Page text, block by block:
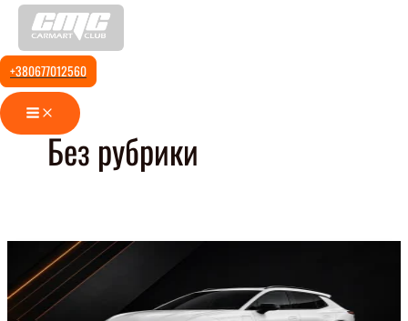
Перейти
вмісту
+380677012560
Main
Menu
Без рубрики